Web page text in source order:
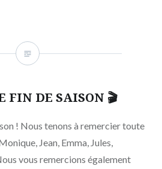
FIN DE SAISON 🎬
! Nous tenons à remercier toute
Jean, Emma, Jules,
vous remercions également